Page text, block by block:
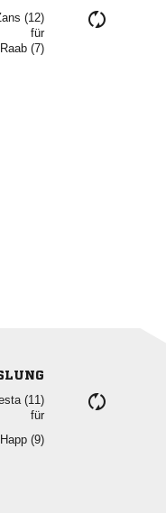

für


für
